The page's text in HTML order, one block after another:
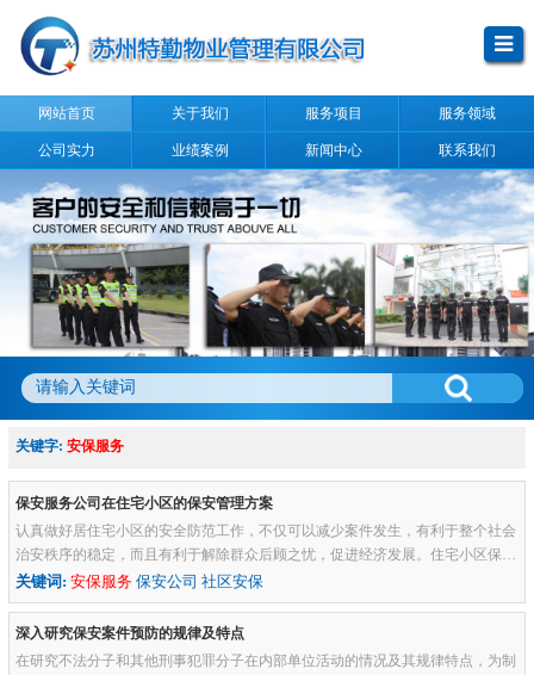
网站首页 关于我们 服务项目 服务领域
公司实力 业绩案例 新闻中心 联系我们
关键字: 安保服务
保安服务公司在住宅小区的保安管理方案
认真做好居住宅小区的安全防范工作，不仅可以减少案件发生，有利于整个社会
治安秩序的稳定，而且有利于解除群众后顾之忧，促进经济发展。住宅小区保安
应开展以下几个方面的工作：1、广发开展安全防范宣传教育，增加居...
关键词: 安保服务 保安公司 社区安保
深入研究保安案件预防的规律及特点
在研究不法分子和其他刑事犯罪分子在内部单位活动的情况及其规律特点，为制